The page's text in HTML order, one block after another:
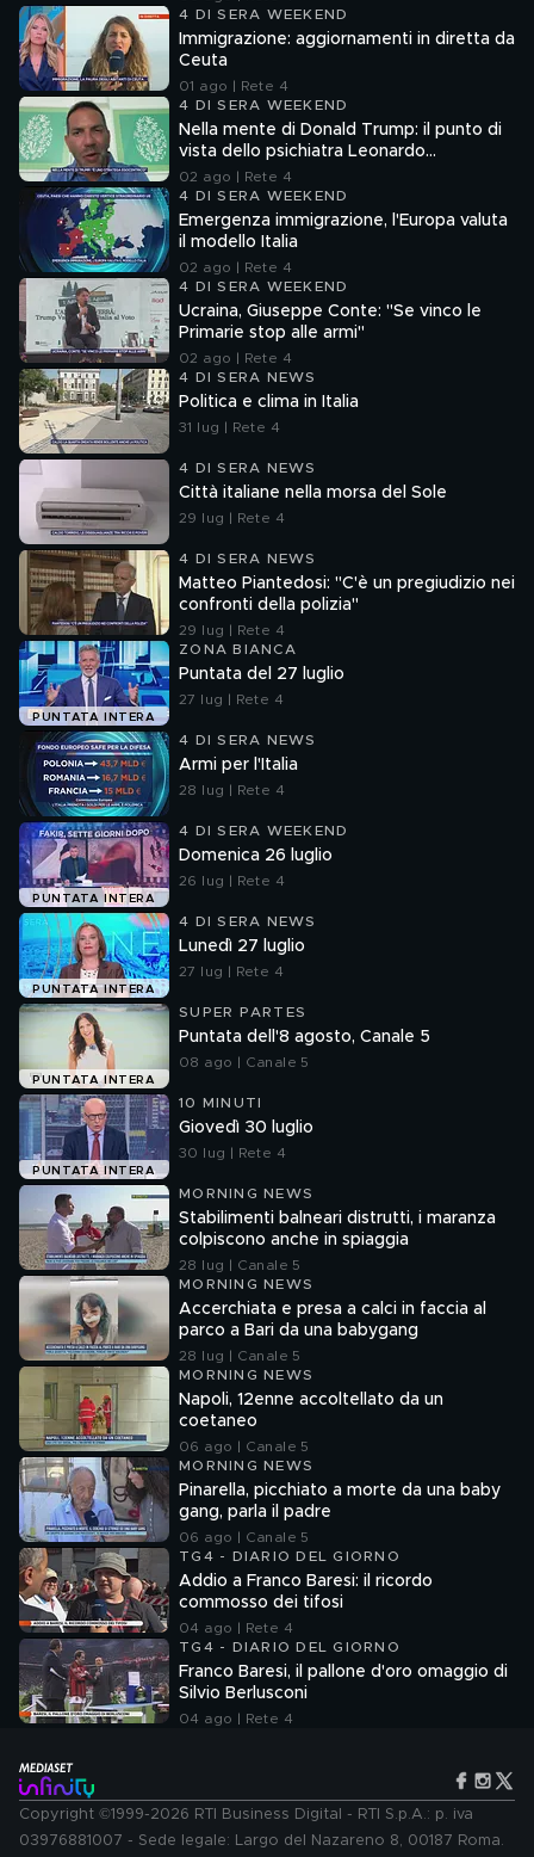
4 DI SERA WEEKEND
Immigrazione: aggiornamenti in diretta da
Ceuta
01 ago | Rete 4
4 DI SERA WEEKEND
Nella mente di Donald Trump: il punto di
vista dello psichiatra Leonardo
Mendolicchio
02 ago | Rete 4
4 DI SERA WEEKEND
Emergenza immigrazione, l'Europa valuta
il modello Italia
02 ago | Rete 4
4 DI SERA WEEKEND
Ucraina, Giuseppe Conte: "Se vinco le
Primarie stop alle armi"
02 ago | Rete 4
4 DI SERA NEWS
Politica e clima in Italia
31 lug | Rete 4
4 DI SERA NEWS
Città italiane nella morsa del Sole
29 lug | Rete 4
4 DI SERA NEWS
Matteo Piantedosi: "C'è un pregiudizio nei
confronti della polizia"
29 lug | Rete 4
PUNTATA INTERA
ZONA BIANCA
Puntata del 27 luglio
27 lug | Rete 4
4 DI SERA NEWS
Armi per l'Italia
28 lug | Rete 4
PUNTATA INTERA
4 DI SERA WEEKEND
Domenica 26 luglio
26 lug | Rete 4
PUNTATA INTERA
4 DI SERA NEWS
Lunedì 27 luglio
27 lug | Rete 4
PUNTATA INTERA
SUPER PARTES
Puntata dell'8 agosto, Canale 5
08 ago | Canale 5
PUNTATA INTERA
10 MINUTI
Giovedì 30 luglio
30 lug | Rete 4
MORNING NEWS
Stabilimenti balneari distrutti, i maranza
colpiscono anche in spiaggia
28 lug | Canale 5
MORNING NEWS
Accerchiata e presa a calci in faccia al
parco a Bari da una babygang
28 lug | Canale 5
MORNING NEWS
Napoli, 12enne accoltellato da un
coetaneo
06 ago | Canale 5
MORNING NEWS
Pinarella, picchiato a morte da una baby
gang, parla il padre
06 ago | Canale 5
TG4 - DIARIO DEL GIORNO
Addio a Franco Baresi: il ricordo
commosso dei tifosi
04 ago | Rete 4
TG4 - DIARIO DEL GIORNO
Franco Baresi, il pallone d'oro omaggio di
Silvio Berlusconi
04 ago | Rete 4
Copyright ©1999-2026 RTI Business Digital - RTI S.p.A.: p. iva
03976881007 - Sede legale: Largo del Nazareno 8, 00187 Roma.